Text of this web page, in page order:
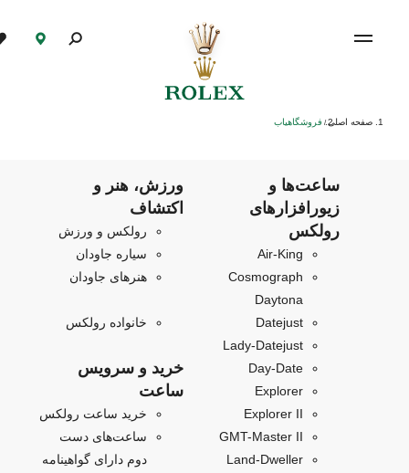
صفحه اصلی/ فروشگاهیاب
ساعت‌ها و
زیورافزارهای
رولکس
Air‑King
Cosmograph
Daytona
Datejust
Lady-Datejust
Day-Date
Explorer
Explorer II
GMT-Master II
Land-Dweller
ورزش، هنر و
اکتشاف
رولکس و ورزش
سیاره جاودان
هنرهای جاودان
خانواده رولکس
خرید و سرویس
ساعت
خرید ساعت رولکس
ساعت‌های دست
دوم دارای گواهینامه